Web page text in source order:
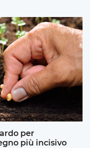
per
più incisivo